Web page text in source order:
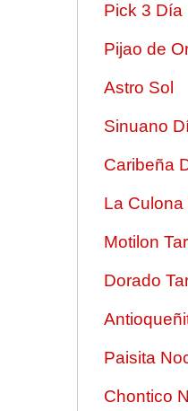
Pick 3 Día
Pijao de
Astro Sol
Sinuano
Caribeña
La Culona
Motilon
Dorado
Paisita
Chontico